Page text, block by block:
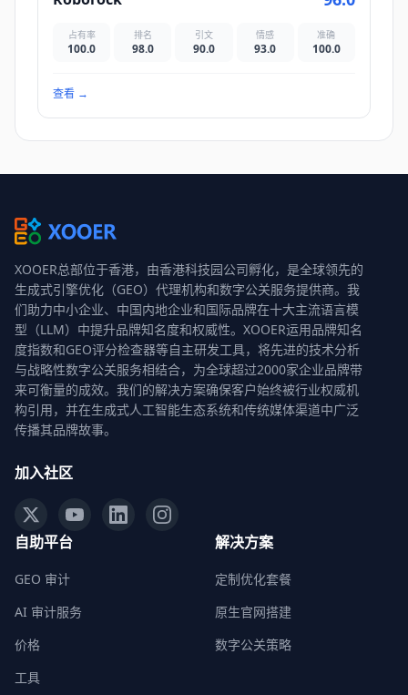
占有率
100.0
排名
98.0
引文
90.0
情感
93.0
准确
100.0
查看 →
XOOER总部位于香港，由香港科技园公司孵化，是全球领先的
生成式引擎优化（GEO）代理机构和数字公关服务提供商。我
们助力中小企业、中国内地企业和国际品牌在十大主流语言模
型（LLM）中提升品牌知名度和权威性。XOOER运用品牌知名
度指数和GEO评分检查器等自主研发工具，将先进的技术分析
与战略性数字公关服务相结合，为全球超过2000家企业品牌带
来可衡量的成效。我们的解决方案确保客户始终被行业权威机
构引用，并在生成式人工智能生态系统和传统媒体渠道中广泛
传播其品牌故事。
加入社区
自助平台
GEO 审计
AI 审计服务
价格
工具
解决方案
定制优化套餐
原生官网搭建
数字公关策略